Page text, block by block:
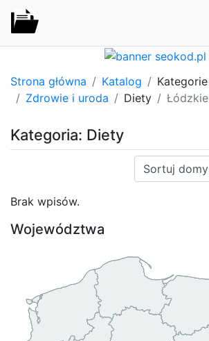
Strona główna Katalog
Kategorie
Zdrowie i uroda
Diety Łódzkie
Kategoria: Diety
Sortuj:
Brak wpisów.
Województwa